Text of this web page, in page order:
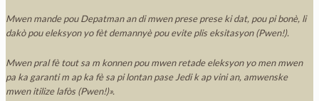
Mwen mande pou Depatman an di mwen prese prese ki dat, pou pi bonè, li
dakò pou eleksyon yo fèt demannyè pou evite plis eksitasyon (Pwen!).
Mwen pral fè tout sa m konnen pou mwen retade eleksyon yo men mwen
pa ka garanti m ap ka fè sa pi lontan pase Jedi k ap vini an, amwenske
mwen itilize lafòs (Pwen!)».